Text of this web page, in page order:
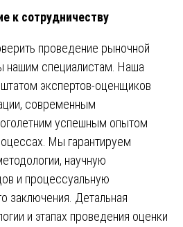
к сотрудничеству
проведение рыночной
нашим специалистам. Наша
экспертов-оценщиков
современным
успешным опытом
Мы гарантируем
научную
и процессуальную
заключения. Детальная
и этапах проведения оценки